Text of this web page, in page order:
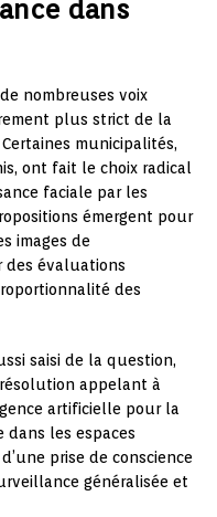
dans
nombreuses voix
plus strict de la
municipalités,
ont fait le choix radical
faciale par les
émergent pour
images de
des évaluations
des
saisi de la question,
appelant à
artificielle pour la
dans les espaces
prise de conscience
généralisée et